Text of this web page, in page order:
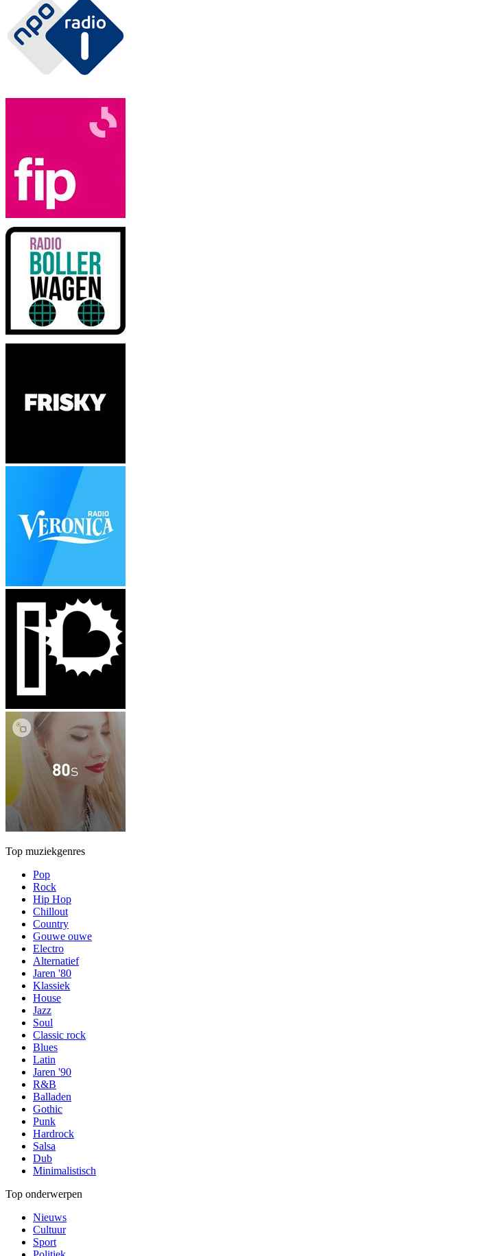
Top muziekgenres
Pop
Rock
Hip Hop
Chillout
Country
Gouwe ouwe
Electro
Alternatief
Jaren '80
Klassiek
House
Jazz
Soul
Classic rock
Blues
Latin
Jaren '90
R&B
Balladen
Gothic
Punk
Hardrock
Salsa
Dub
Minimalistisch
Top onderwerpen
Nieuws
Cultuur
Sport